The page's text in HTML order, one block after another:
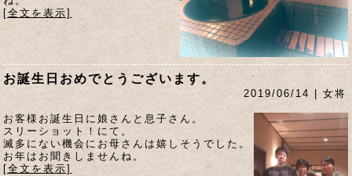
[全文を表示]
お誕生日おめでとうございます。
2019/06/14 | 女将
お客様お誕生日に娘さんと息子さん。
スリーショット！にて。
滅多にない機会にお母さんは嬉しそうでした。
お年はお聞きしませんね。
[全文を表示]